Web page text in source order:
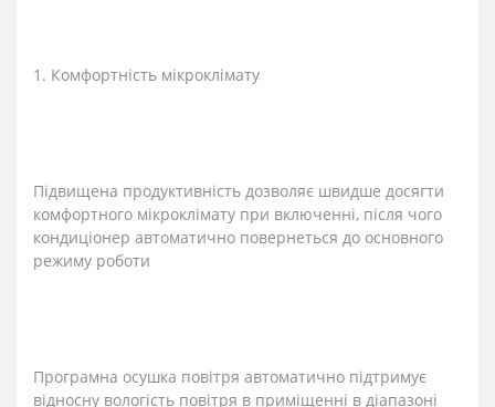
1. Комфортність мікроклімату
Підвищена продуктивність дозволяє швидше досягти
комфортного мікроклімату при включенні, після чого
кондиціонер автоматично повернеться до основного
режиму роботи
Програмна осушка повітря автоматично підтримує
відносну вологість повітря в приміщенні в діапазоні